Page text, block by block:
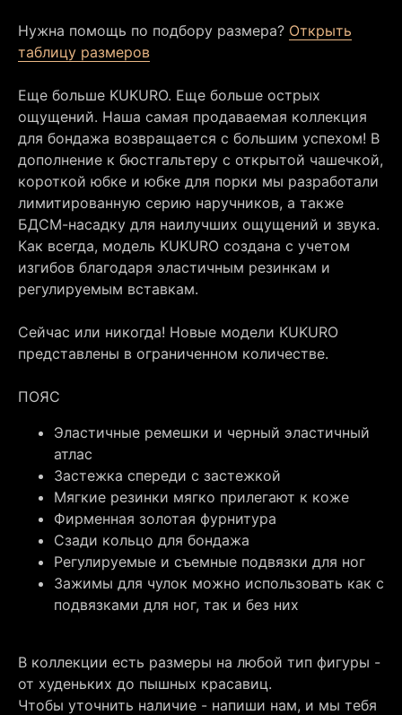
Нужна помощь по подбору размера? Открыть
таблицу размеров
Еще больше KUKURO. Еще больше острых
ощущений. Наша самая продаваемая коллекция
для бондажа возвращается с большим успехом! В
дополнение к бюстгальтеру с открытой чашечкой,
короткой юбке и юбке для порки мы разработали
лимитированную серию наручников, а также
БДСМ-насадку для наилучших ощущений и звука.
Как всегда, модель KUKURO создана с учетом
изгибов благодаря эластичным резинкам и
регулируемым вставкам.
Сейчас или никогда! Новые модели KUKURO
представлены в ограниченном количестве.
ПОЯС
Эластичные ремешки и черный эластичный
атлас
Застежка спереди с застежкой
Мягкие резинки мягко прилегают к коже
Фирменная золотая фурнитура
Сзади кольцо для бондажа
Регулируемые и съемные подвязки для ног
Зажимы для чулок можно использовать как с
подвязками для ног, так и без них
В коллекции есть размеры на любой тип фигуры -
от худеньких до пышных красавиц.
Чтобы уточнить наличие - напиши нам, и мы тебя